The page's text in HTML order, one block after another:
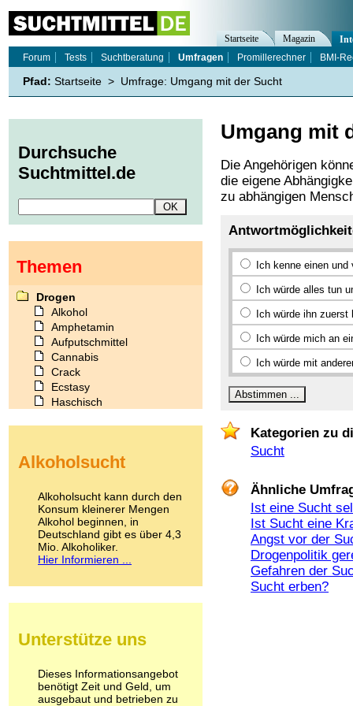
Umgang mit
Die Angehörigen
die eigene
zu abhängigen
Ich kenne einen
Ich würde alles tun
Ich würde ihn
Ich würde mich an
Ich würde mit
Kategorien zu
Sucht
Ähnliche
Ist eine Sucht
Ist Sucht eine
Angst vor der
Drogenpolitik
Gefahren der
Sucht erben?
Startseite Magazin
Forum
Tests Suchtberatung Umfragen Promillerechner BMI-
Pfad: Startseite > Umfrage: Umgang mit der Sucht
Durchsuche
Suchtmittel.de
Themen
Drogen
Alkohol
Amphetamin
Aufputschmittel
Cannabis
Crack
Ecstasy
Haschisch
Kokain
LSD
Marihuana
Medikamente
Meskalin
Metamphetamin
Methadon
Pilze
Psychopharmaka
Schlafmittel
Schmerzmittel
Alkoholsucht
Alkoholsucht kann durch den
Konsum kleinerer Mengen
Alkohol beginnen, in
Deutschland gibt es über 4,3
Mio. Alkoholiker.
Hier Informieren ...
Unterstütze uns
Dieses Informationsangebot
benötigt Zeit und Geld, um
ausgebaut und betrieben zu